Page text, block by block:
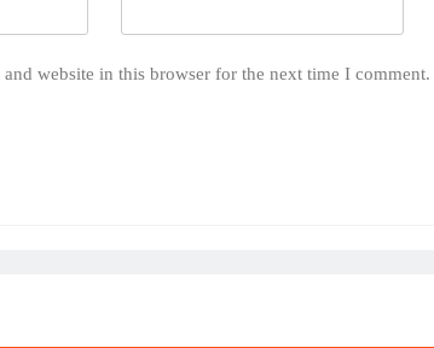
and website in this browser for the next time I comment.